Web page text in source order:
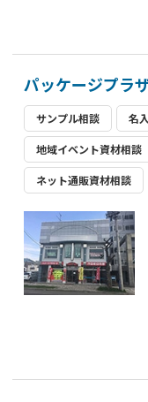
パッケージプラ
サンプル相談 名
地域イベント資材相談
ネット通販資材相談